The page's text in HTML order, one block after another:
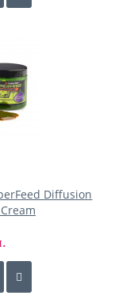
Diffusion